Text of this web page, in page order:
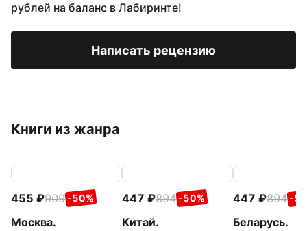
рублей на баланс в Лабиринте!
Написать рецензию
Книги из жанра
455 909 -50%
Москва.
447 894 -50%
Китай.
447 894 -
Беларусь.